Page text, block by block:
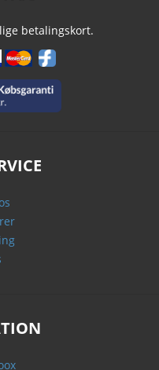
betalingskort.